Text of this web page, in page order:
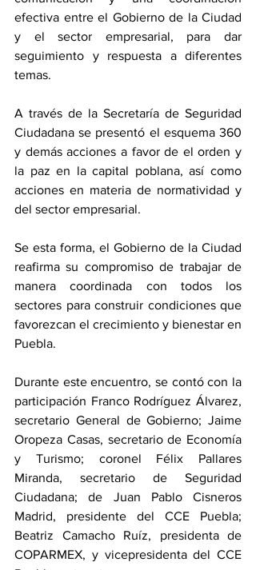
efectiva entre el Gobierno de la Ciudad
y el sector empresarial, para dar
seguimiento y respuesta a diferentes
temas.
A través de la Secretaría de Seguridad
Ciudadana se presentó el esquema 360
y demás acciones a favor de el orden y
la paz en la capital poblana, así como
acciones en materia de normatividad y
del sector empresarial.
Se esta forma, el Gobierno de la Ciudad
reafirma su compromiso de trabajar de
manera coordinada con todos los
sectores para construir condiciones que
favorezcan el crecimiento y bienestar en
Puebla.
Durante este encuentro, se contó con la
participación Franco Rodríguez Álvarez,
secretario General de Gobierno; Jaime
Oropeza Casas, secretario de Economía
y Turismo; coronel Félix Pallares
Miranda, secretario de Seguridad
Ciudadana; de Juan Pablo Cisneros
Madrid, presidente del CCE Puebla;
Beatriz Camacho Ruíz, presidenta de
COPARMEX, y vicepresidenta del CCE